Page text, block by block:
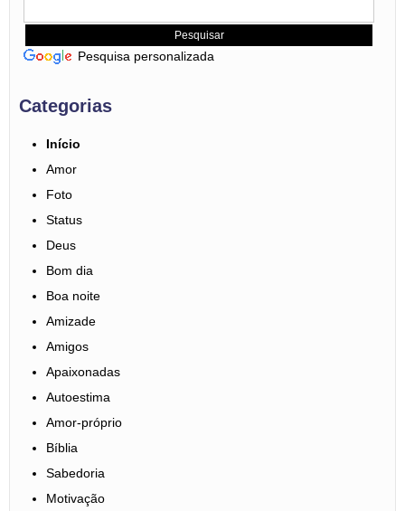
Pesquisa personalizada
Categorias
Início
Amor
Foto
Status
Deus
Bom dia
Boa noite
Amizade
Amigos
Apaixonadas
Autoestima
Amor-próprio
Bíblia
Sabedoria
Motivação